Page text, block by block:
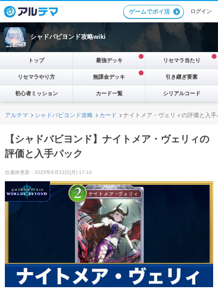
ゲームでポイ活 ログイン
シャドバビヨンド攻略wiki
トップ 最強デッキ リセマラ当たり
リセマラやり方 無課金デッキ 引き継ぎ要素
初心者ミッション カード一覧 シリアルコード
アルテマ シャドバビヨンド攻略 カード ナイトメア・ヴェリィの評価と入手
【シャドバビヨンド】ナイトメア・ヴェリィの
評価と入手パック
最終更新：2025年6月23日(月) 17:10